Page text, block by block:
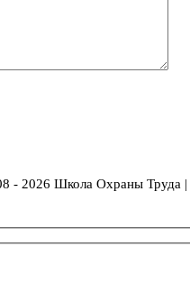
- 2026 Школа Охраны Труда |